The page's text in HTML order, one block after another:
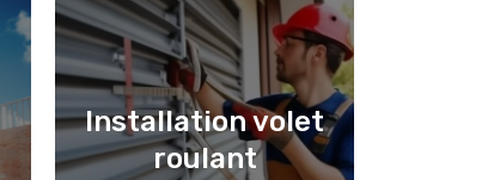
Installation volet
roulant